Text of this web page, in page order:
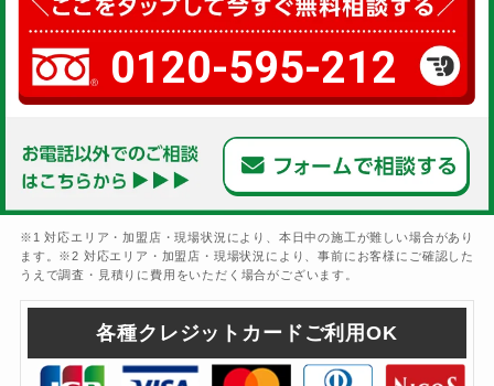
0120-595-212
※1 対応エリア・加盟店・現場状況により、本日中の施工が難しい場合があり
ます。※2 対応エリア・加盟店・現場状況により、事前にお客様にご確認した
うえで調査・見積りに費用をいただく場合がございます。
各種クレジットカードご利用OK